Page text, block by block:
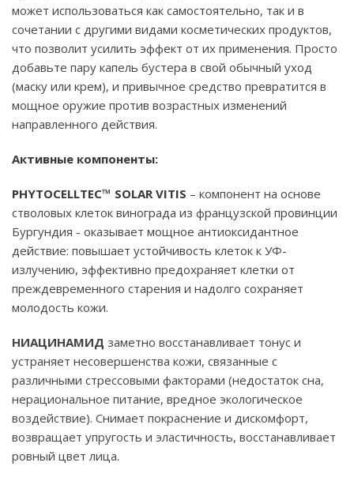
может использоваться как самостоятельно, так и в
сочетании с другими видами косметических продуктов,
что позволит усилить эффект от их применения. Просто
добавьте пару капель бустера в свой обычный уход
(маску или крем), и привычное средство превратится в
мощное оружие против возрастных изменений
направленного действия.
Активные компоненты:
PHYTOCELLTEC™ SOLAR VITIS – компонент на основе
стволовых клеток винограда из французской провинции
Бургундия - оказывает мощное антиоксидантное
действие: повышает устойчивость клеток к УФ-
излучению, эффективно предохраняет клетки от
преждевременного старения и надолго сохраняет
молодость кожи.
НИАЦИНАМИД заметно восстанавливает тонус и
устраняет несовершенства кожи, связанные с
различными стрессовыми факторами (недостаток сна,
нерациональное питание, вредное экологическое
воздействие). Снимает покраснение и дискомфорт,
возвращает упругость и эластичность, восстанавливает
ровный цвет лица.